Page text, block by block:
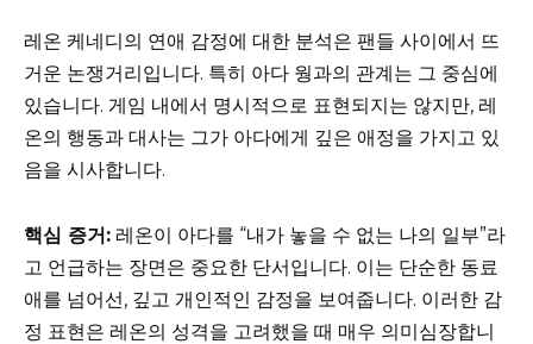
레온 케네디의 연애 감정에 대한 분석은 팬들 사이에서 뜨
거운 논쟁거리입니다. 특히 아다 웡과의 관계는 그 중심에
있습니다. 게임 내에서 명시적으로 표현되지는 않지만, 레
온의 행동과 대사는 그가 아다에게 깊은 애정을 가지고 있
음을 시사합니다.
핵심 증거: 레온이 아다를 “내가 놓을 수 없는 나의 일부”라
고 언급하는 장면은 중요한 단서입니다. 이는 단순한 동료
애를 넘어선, 깊고 개인적인 감정을 보여줍니다. 이러한 감
정 표현은 레온의 성격을 고려했을 때 매우 의미심장합니